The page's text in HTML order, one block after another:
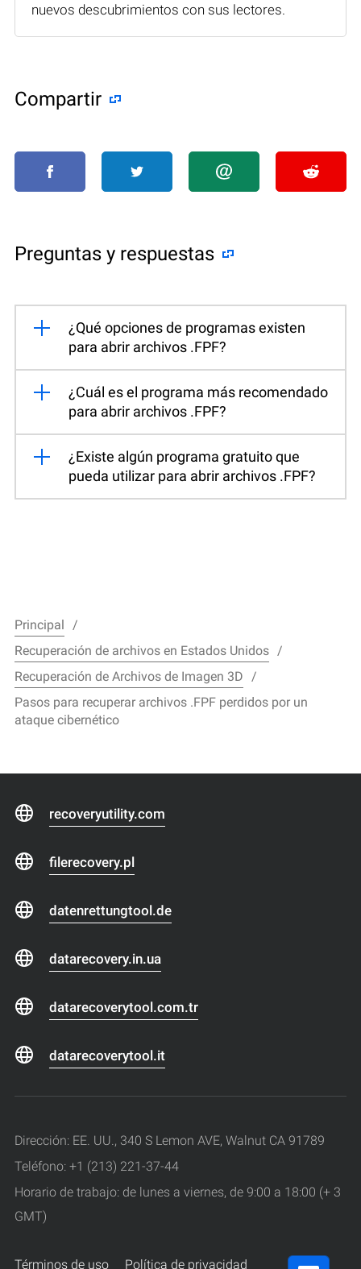
nuevos descubrimientos con sus lectores.
Compartir
Preguntas y respuestas
¿Qué opciones de programas existen
para abrir archivos .FPF?
¿Cuál es el programa más recomendado
para abrir archivos .FPF?
¿Existe algún programa gratuito que
pueda utilizar para abrir archivos .FPF?
Principal
Recuperación de archivos en Estados Unidos
Recuperación de Archivos de Imagen 3D
Pasos para recuperar archivos .FPF perdidos por un
ataque cibernético
recoveryutility.com
filerecovery.pl
datenrettungtool.de
datarecovery.in.ua
datarecoverytool.com.tr
datarecoverytool.it
Dirección: EE. UU., 340 S Lemon AVE, Walnut CA 91789
Teléfono: +1 (213) 221-37-44
Horario de trabajo: de lunes a viernes, de 9:00 a 18:00 (+ 3
GMT)
Términos de uso Política de privacidad